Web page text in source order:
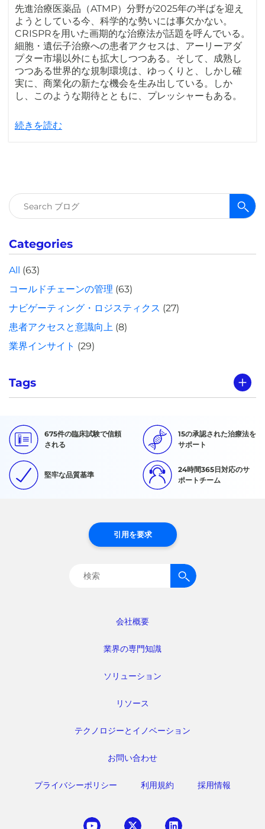
先進治療医薬品（ATMP）分野が2025年の半ばを迎え
ようとしている今、科学的な勢いには事欠かない。
CRISPRを用いた画期的な治療法が話題を呼んでいる。
細胞・遺伝子治療への患者アクセスは、アーリーアダ
プター市場以外にも拡大しつつある。そして、成熟し
つつある世界的な規制環境は、ゆっくりと、しかし確
実に、商業化の新たな機会を生み出している。しか
し、このような期待とともに、プレッシャーもある。
続きを読む
検
索:
Categories
All
(63)
コールドチェーンの管理 (63)
ナビゲーティング・ロジスティクス (27)
患者アクセスと意識向上 (8)
業界インサイト (29)
Tags
675件の臨床試験で信頼
される
15の承認された治療法を
サポート
堅牢な品質基準
24時間365日対応のサ
ポートチーム
会社概要
業界の専門知識
ソリューション
リソース
テクノロジーとイノベーション
お問い合わせ
プライバシーポリシー 利用規約 採用情報
引用を要求
検